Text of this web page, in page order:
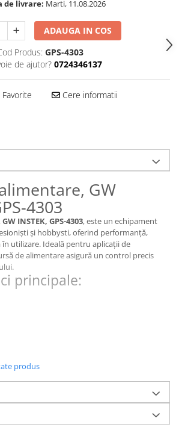
de livrare: Marti, 11.08.2026
ADAUGA IN COS
Produs: GPS-4303
de ajutor? 0724346137
Cere informatii
GW
4303
GW INSTEK, GPS-4303, este un echipament
și hobbysti, oferind performanță,
utilizare. Ideală pentru aplicații de
de alimentare asigură un control precis
principale:
acest model?
în utilizare
și pasionați de electronică.
Tehnice
produs